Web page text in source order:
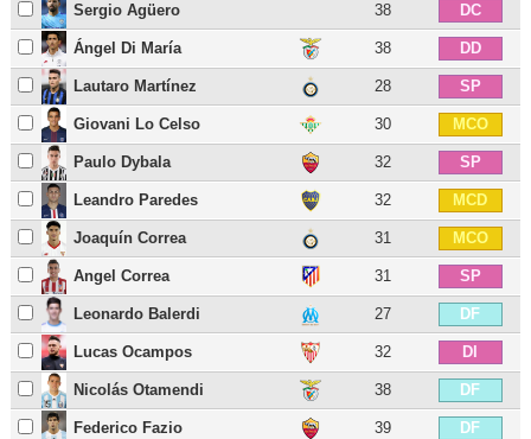
Sergio Agüero 38 DC
Ángel Di María 38 DD
Lautaro Martínez 28 SP
Giovani Lo Celso 30 MCO
Paulo Dybala 32 SP
Leandro Paredes 32 MCD
Joaquín Correa 31 MCO
Angel Correa 31 SP
Leonardo Balerdi 27 DF
Lucas Ocampos 32 DI
Nicolás Otamendi 38 DF
Federico Fazio 39 DF